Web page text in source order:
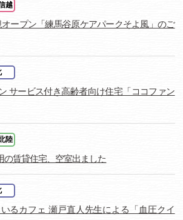
越
オープン「練馬谷原ケアパークそよ風」のご
サービス付き高齢者向け住宅「ココファン
陸
の賃貸住宅、空室出ました
いるカフェ 瀬戸直人先生による「血圧クイ